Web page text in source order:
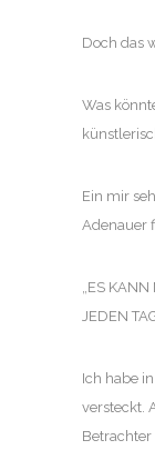
Doch das
Was
Ein mir
Adenauer
„ES
JEDEN
Ich habe
versteckt.
Betrachter